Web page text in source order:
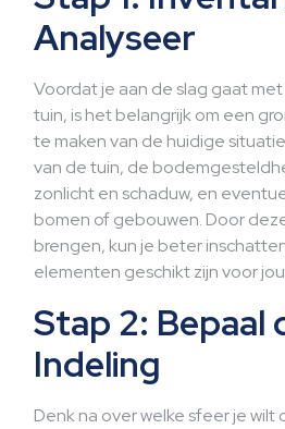
Analyseer
Voordat je aan de slag gaat
tuin, is het belangrijk om een
te maken van de huidige
van de tuin, de
zonlicht en schaduw, en
bomen of gebouwen. Door
brengen, kun je beter
elementen geschikt zijn voor
Stap 2: Bepaal
Indeling
Denk na over welke sfeer je wilt